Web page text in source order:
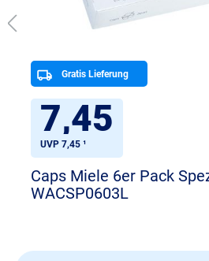
Gratis Lieferung
7,45
UVP 7,45 ¹
Caps Miele 6er Pack
WACSP0603L